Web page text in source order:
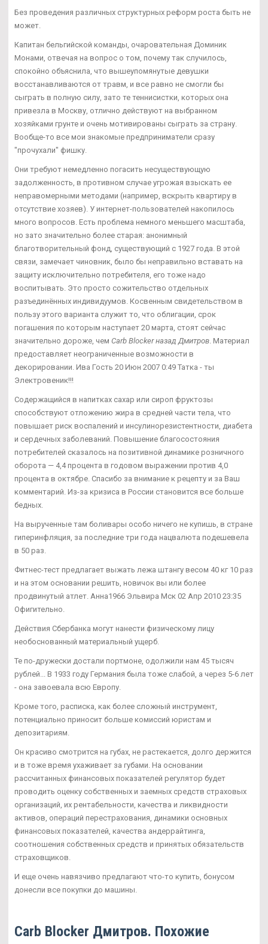
Без проведения различных структурных реформ роста быть не
может.
Капитан бельгийской команды, очаровательная Доминик
Монами, отвечая на вопрос о том, почему так случилось,
спокойно объяснила, что вышеупомянутые девушки
восстанавливаются от травм, и все равно не смогли бы
сыграть в полную силу, зато те теннисистки, которых она
привезла в Москву, отлично действуют на выбранном
хозяйками грунте и очень мотивированы сыграть за страну.
Вообще-то все мои знакомые предприниматели сразу
"прочухали" фишку.
Они требуют немедленно погасить несуществующую
задолженность, в противном случае угрожая взыскать ее
неправомерными методами (например, вскрыть квартиру в
отсутствие хозяев). У интернет-пользователей накопилось
много вопросов. Есть проблема немного меньшего масштаба,
но зато значительно более старая: анонимный
благотворительный фонд, существующий с 1927 года. В этой
связи, замечает чиновник, было бы неправильно вставать на
защиту исключительно потребителя, его тоже надо
воспитывать. Это просто сожительство отдельных
разъединённых индивидуумов. Косвенным свидетельством в
пользу этого варианта служит то, что облигации, срок
погашения по которым наступает 20 марта, стоят сейчас
значительно дороже, чем Carb Blocker назад Дмитров . Материал
предоставляет неограниченные возможности в
декорировании. Ива Гость 20 Июн 2007 0:49 Татка - ты
Электровеник!!!
Содержащийся в напитках сахар или сироп фруктозы
способствуют отложению жира в средней части тела, что
повышает риск воспалений и инсулинорезистентности, диабета
и сердечных заболеваний. Повышение благосостояния
потребителей сказалось на позитивной динамике розничного
оборота — 4,4 процента в годовом выражении против 4,0
процента в октябре. Спасибо за внимание к рецепту и за Ваш
комментарий. Из-за кризиса в России становится все больше
бедных.
На вырученные там боливары особо ничего не купишь, в стране
гиперинфляция, за последние три года нацвалюта подешевела
в 50 раз.
Фитнес-тест предлагает выжать лежа штангу весом 40 кг 10 раз
и на этом основании решить, новичок вы или более
продвинутый атлет. Анна1966 Эльвира Мск 02 Апр 2010 23:35
Офигительно.
Действия Сбербанка могут нанести физическому лицу
необоснованный материальный ущерб.
Те по-дружески достали портмоне, одолжили нам 45 тысяч
рублей... В 1933 году Германия была тоже слабой, а через 5-6 лет
- она завоевала всю Европу.
Кроме того, расписка, как более сложный инструмент,
потенциально приносит больше комиссий юристам и
депозитариям.
Он красиво смотрится на губах, не растекается, долго держится
и в тоже время ухаживает за губами. На основании
рассчитанных финансовых показателей регулятор будет
проводить оценку собственных и заемных средств страховых
организаций, их рентабельности, качества и ликвидности
активов, операций перестрахования, динамики основных
финансовых показателей, качества андеррайтинга,
соотношения собственных средств и принятых обязательств
страховщиков.
И еще очень навязчиво предлагают что-то купить, бонусом
донесли все покупки до машины.
Carb Blocker Дмитров. Похожие